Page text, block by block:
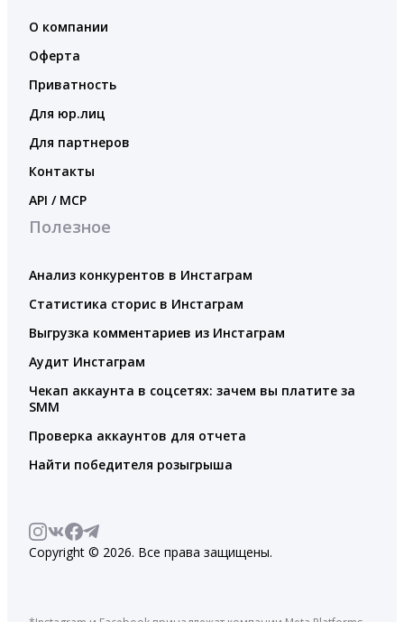
О компании
Оферта
Приватность
Для юр.лиц
Для партнеров
Контакты
API / MCP
Полезное
Анализ конкурентов в Инстаграм
Статистика сторис в Инстаграм
Выгрузка комментариев из Инстаграм
Аудит Инстаграм
Чекап аккаунта в соцсетях: зачем вы платите за
SMM
Проверка аккаунтов для отчета
Найти победителя розыгрыша
Copyright © 2026. Все права защищены.